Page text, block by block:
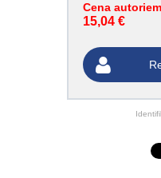
Cena
15,04 €